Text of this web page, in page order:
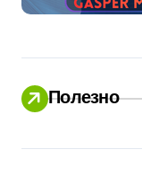
Полезно